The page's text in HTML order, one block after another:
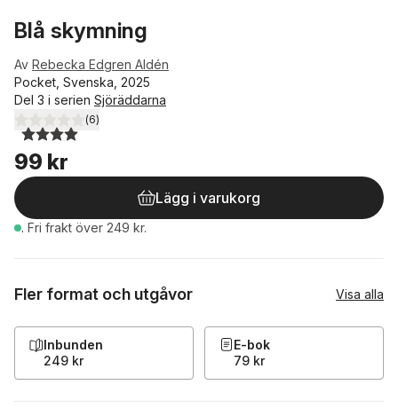
Blå skymning
Av Rebecka Edgren Aldén
Pocket, Svenska, 2025
Del 3 i serien Sjöräddarna
4,0utav 5 stjärnor. Totalt antal röster:
(6)
99 kr
Lägg i varukorg
. Fri frakt över 249 kr.
Fler format och utgåvor Visa alla
Inbunden
249 kr
E-bok
79 kr